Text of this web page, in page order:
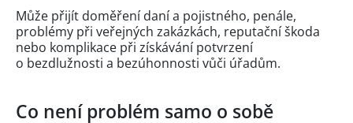
Může přijít doměření daní a pojistného, penále,
problémy při veřejných zakázkách, reputační škoda
nebo komplikace při získávání potvrzení
o bezdlužnosti a bezúhonnosti vůči úřadům.
Co není problém samo o sobě